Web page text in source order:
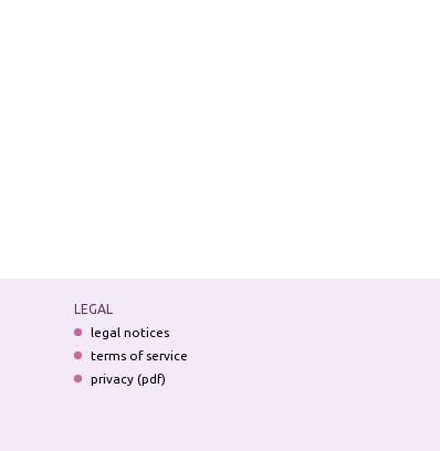
LEGAL
legal notices
terms of service
privacy (pdf)